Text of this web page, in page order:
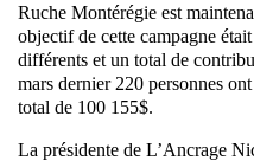
Ruche Montérégie est
objectif de cette campagne
différents et un total de
mars dernier 220 personnes
total de 100 155$.
La présidente de L’Ancrage